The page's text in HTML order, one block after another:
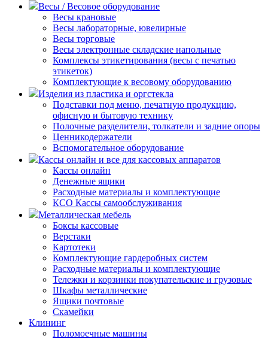
Весы / Весовое оборудование
Весы крановые
Весы лабораторные, ювелирные
Весы торговые
Весы электронные складские напольные
Комплексы этикетирования (весы с печатью
этикеток)
Комплектующие к весовому оборудованию
Изделия из пластика и оргстекла
Подставки под меню, печатную продукцию,
офисную и бытовую технику
Полочные разделители, толкатели и задние опоры
Ценникодержатели
Вспомогательное оборудование
Кассы онлайн и все для кассовых аппаратов
Кассы онлайн
Денежные ящики
Расходные материалы и комплектующие
КСО Кассы самообслуживания
Металлическая мебель
Боксы кассовые
Верстаки
Картотеки
Комплектующие гардеробных систем
Расходные материалы и комплектующие
Тележки и корзинки покупательские и грузовые
Шкафы металлические
Ящики почтовые
Скамейки
Клининг
Поломоечные машины